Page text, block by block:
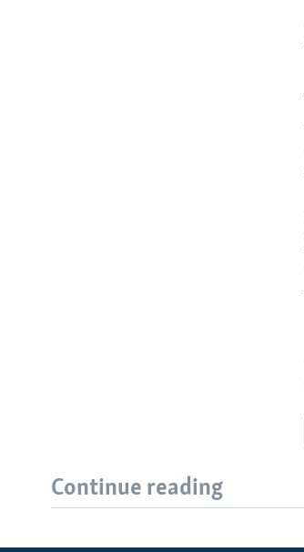
Continue reading